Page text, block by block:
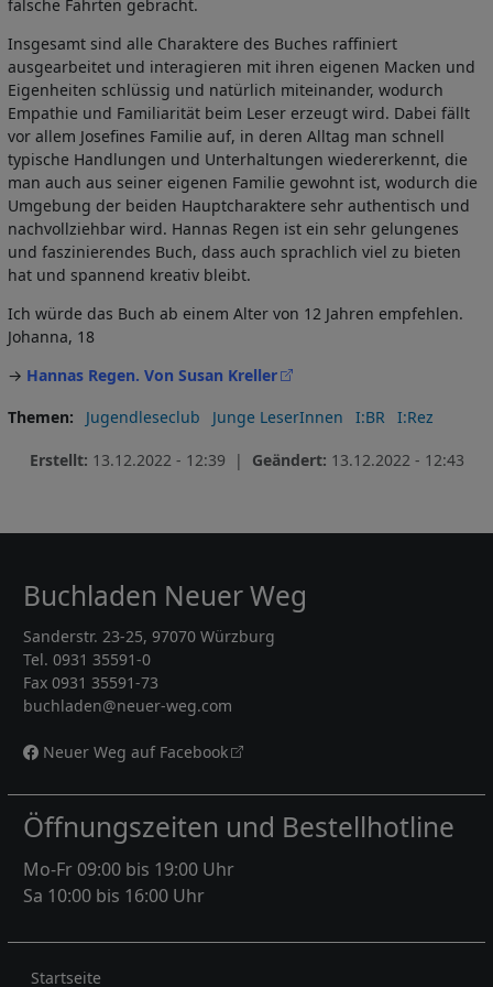
falsche Fährten gebracht.
Insgesamt sind alle Charaktere des Buches raffiniert
ausgearbeitet und interagieren mit ihren eigenen Macken und
Eigenheiten schlüssig und natürlich miteinander, wodurch
Empathie und Familiarität beim Leser erzeugt wird. Dabei fällt
vor allem Josefines Familie auf, in deren Alltag man schnell
typische Handlungen und Unterhaltungen wiedererkennt, die
man auch aus seiner eigenen Familie gewohnt ist, wodurch die
Umgebung der beiden Hauptcharaktere sehr authentisch und
nachvollziehbar wird. Hannas Regen ist ein sehr gelungenes
und faszinierendes Buch, dass auch sprachlich viel zu bieten
hat und spannend kreativ bleibt.
Ich würde das Buch ab einem Alter von 12 Jahren empfehlen.
Johanna, 18
→ Hannas Regen. Von Susan Kreller
Themen Jugendleseclub Junge LeserInnen I:BR I:Rez
Erstellt: 13.12.2022 - 12:39 | Geändert: 13.12.2022 - 12:43
Buchladen Neuer Weg
Sanderstr. 23-25, 97070 Würzburg
Tel. 0931 35591-0
Fax 0931 35591-73
buchladen@neuer-weg.com
Neuer Weg auf Facebook
Öffnungszeiten und Bestellhotline
Mo-Fr 09:00 bis 19:00 Uhr
Sa 10:00 bis 16:00 Uhr
Rechtliches
Startseite